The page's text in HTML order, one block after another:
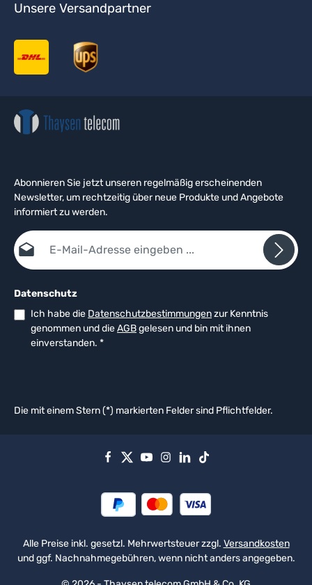
Unsere Versandpartner
Abonnieren Sie jetzt unseren regelmäßig erscheinenden
Newsletter, um rechtzeitig über neue Produkte und Angebote
informiert zu werden.
E-Mail-Adresse*
Datenschutz
Ich habe die Datenschutzbestimmungenzur Kenntnis
genommen und dieAGBgelesen und bin mit ihnen
einverstanden. *
Die mit einem Stern (*) markierten Felder sind Pflichtfelder.
Alle Preise inkl. gesetzl. Mehrwertsteuer zzgl. Versandkosten
und ggf. Nachnahmegebühren, wenn nicht anders angegeben.